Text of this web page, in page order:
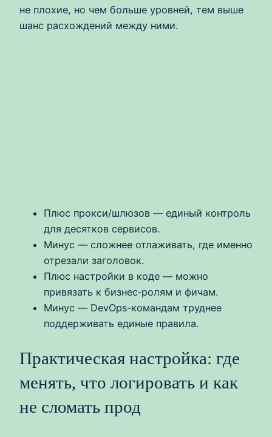
не плохие, но чем больше уровней, тем выше
шанс расхождений между ними.
Плюс прокси/шлюзов — единый контроль
для десятков сервисов.
Минус — сложнее отлаживать, где именно
отрезали заголовок.
Плюс настройки в коде — можно
привязать к бизнес‑ролям и фичам.
Минус — DevOps‑командам труднее
поддерживать единые правила.
Практическая настройка: где
менять, что логировать и как
не сломать прод